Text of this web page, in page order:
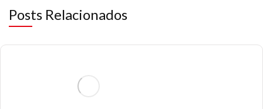
Posts Relacionados